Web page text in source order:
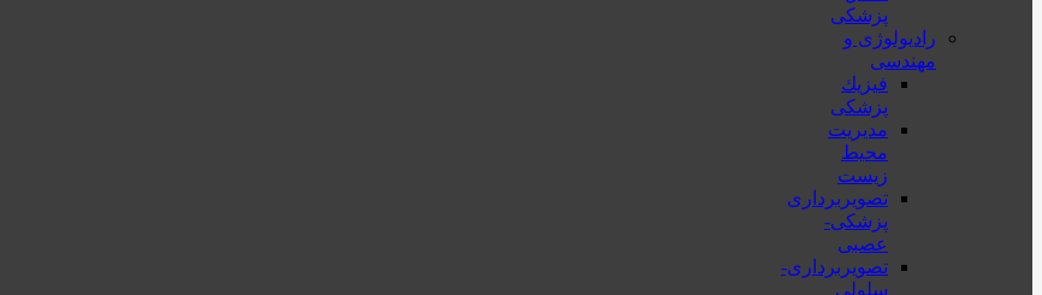
پزشکی
رادیولوژی و
مهندسی
فيزيك
پزشکی
مدیریت
محیط
زیست
تصویربرداری
پزشکی-
عصبی
تصویربرداری-
سلولی